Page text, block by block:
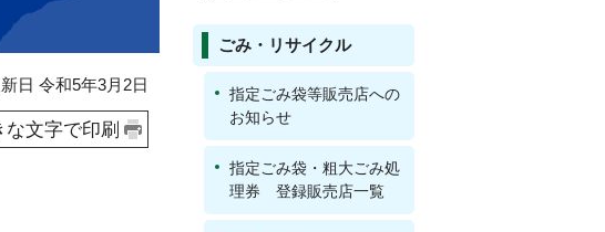
日 令和5年3月2日
な文字で印刷
ごみ・リサイクル
指定ごみ袋等販売店への
お知らせ
指定ごみ袋・粗大ごみ処
理券 登録販売店一覧